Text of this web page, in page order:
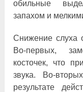
обильные
запахом и
Снижение слуха
Во-первых,
косточек, что
звука. Во-
результате